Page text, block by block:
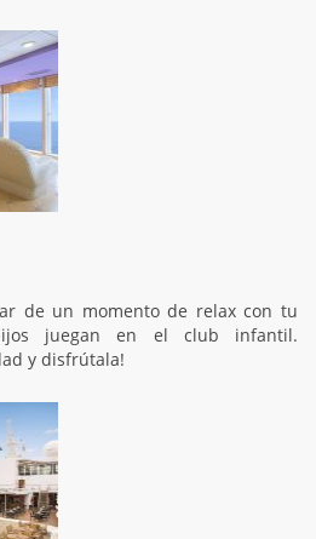
de un momento de relax con tu
juegan en el club infantil.
y disfrútala!